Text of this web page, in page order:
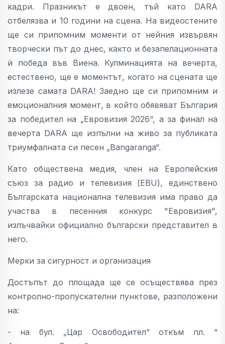
кадри. Празникът е двоен, тъй като DARA
отбелязва и 10 години на сцена. На видеостените
ще си припомним моменти от нейния извървян
творчески път до днес, както и безапелационната
ѝ победа във Виена. Кулминацията на вечерта,
естествено, ще е моментът, когато на сцената ще
излезе самата DARA! Заедно ще си припомним и
емоционалния момент, в който обявяват България
за победител на „Евровизия 2026“, а за финал на
вечерта DARA ще изпълни на живо за публиката
триумфалната си песен „Bangaranga“.
Като обществена медия, член на Европейския
съюз за радио и телевизия (EBU), единствено
Българската национална телевизия има право да
участва в песенния конкурс "Евровизия",
излъчвайки официално български представител в
него.
Мерки за сигурност и организация
Достъпът до площада ще се осъществява през
контролно-пропускателни пунктове, разположени
на:
- на бул. „Цар Освободител“ откъм пл. “